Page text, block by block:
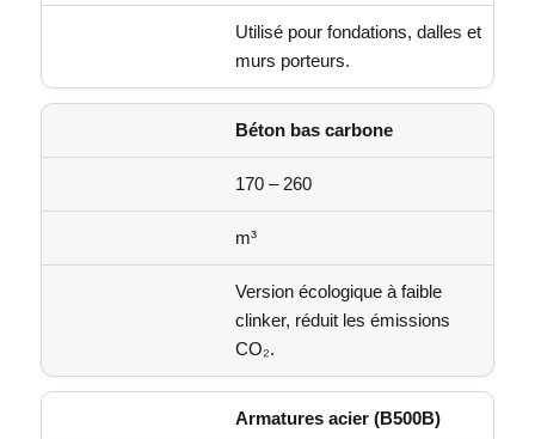
Utilisé pour fondations, dalles et
murs porteurs.
Béton bas carbone
170 – 260
m³
Version écologique à faible
clinker, réduit les émissions
CO₂.
Armatures acier (B500B)